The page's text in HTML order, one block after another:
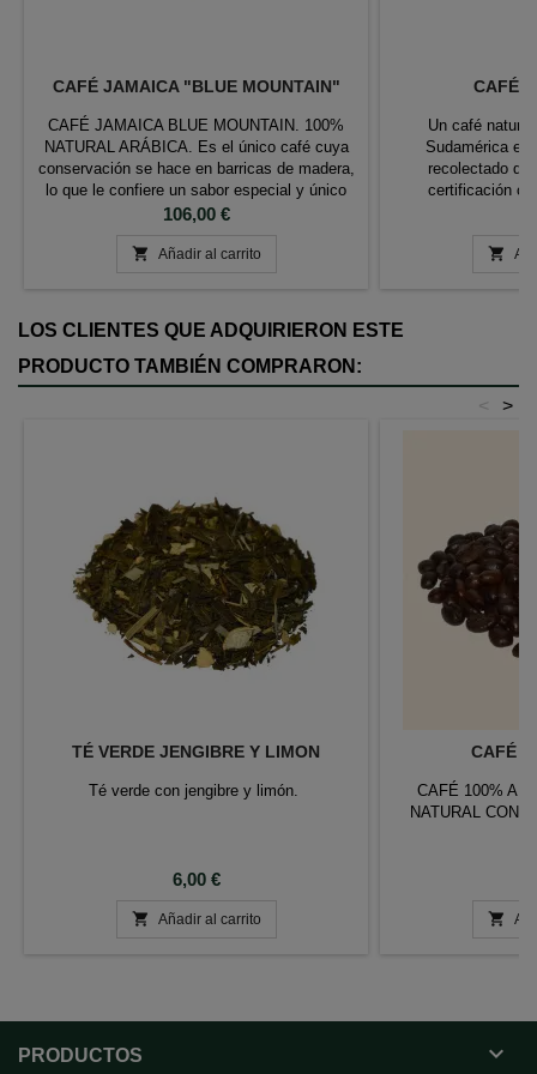
CAFÉ JAMAICA "BLUE MOUNTAIN"
CAFÉ JAMAICA BLUE MOUNTAIN. 100%
NATURAL ARÁBICA. Es el único café cuya
conservación se hace en barricas de madera,
lo que le confiere un sabor especial y único
una vez tostadas. Tueste: medio Color:
Muy balanceado. Acidez intensa y sabores
Precio
106,00 €
 Añadir al carrito
CAFÉ
Un café
Sudamérica en
recolectado de
certificación
Características:

LOS CLIENTES QUE ADQUIRIERON ESTE
PRODUCTO TAMBIÉN COMPRARON:
>
<
TÉ VERDE JENGIBRE Y LIMON
Té verde con jengibre y limón.
Precio
6,00 €
 Añadir al carrito
CAFÉ
CAFÉ 100%
NATURAL CON

PRODUCTOS 